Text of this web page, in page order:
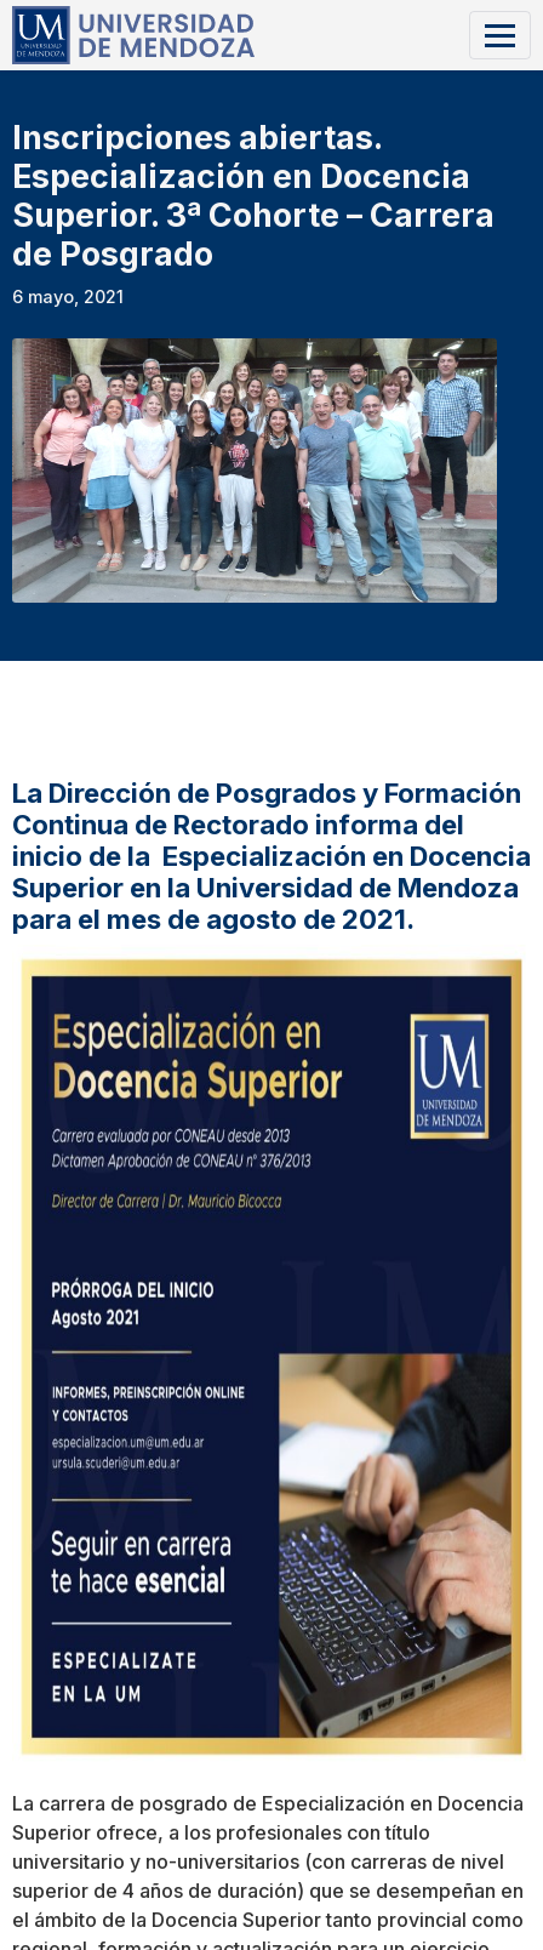
Inscripciones abiertas.
Especialización en Docencia
Superior. 3ª Cohorte – Carrera
de Posgrado
6 mayo, 2021
La Dirección de Posgrados y Formación
Continua de Rectorado informa del
inicio de la Especialización en Docencia
Superior en la Universidad de Mendoza
para el mes de agosto de 2021.
La carrera de posgrado de Especialización en Docencia
Superior ofrece, a los profesionales con título
universitario y no-universitarios (con carreras de nivel
superior de 4 años de duración) que se desempeñan en
el ámbito de la Docencia Superior tanto provincial como